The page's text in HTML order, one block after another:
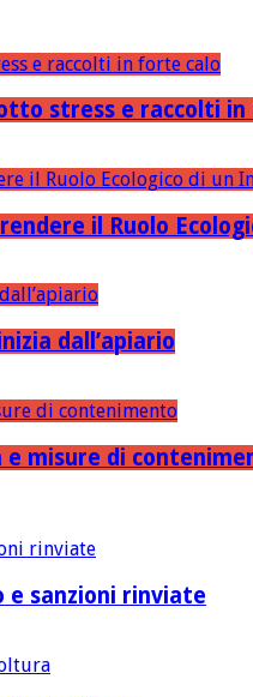
stress e raccolti
il Ruolo
dall’apiario
misure di
e sanzioni rinviate